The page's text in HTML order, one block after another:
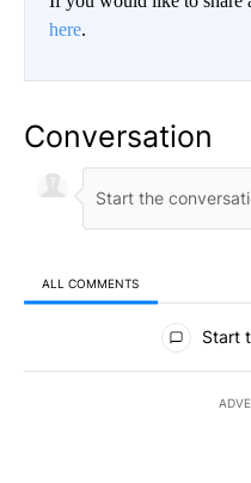
here.
Conversation
ALL COMMENTS
All Comments
Start